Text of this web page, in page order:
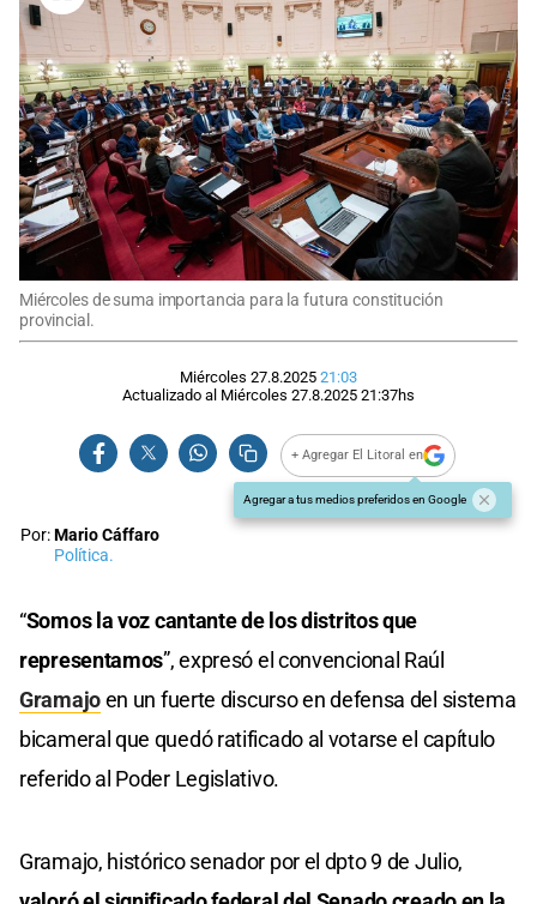
Miércoles de suma importancia para la futura constitución
provincial.
Miércoles 27.8.2025 21:03
Actualizado al Miércoles 27.8.2025 21:37hs
+ Agregar El Litoral en
Agregar a tus medios preferidos en Google
Por:Mario Cáffaro
Política.
“Somos la voz cantante de los distritos que
representamos”, expresó el convencional Raúl
Gramajoen un fuerte discurso en defensa del sistema
bicameral que quedó ratificado al votarse el capítulo
referido al Poder Legislativo.
Gramajo, histórico senador por el dpto 9 de Julio,